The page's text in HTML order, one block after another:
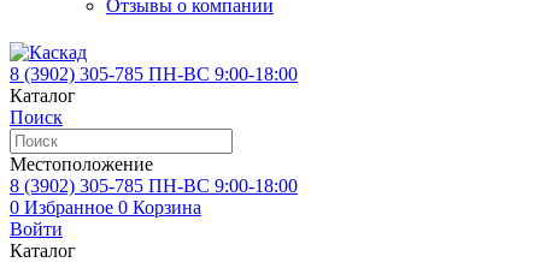
Отзывы о компании
8 (3902) 305-785 ПН-ВС 9:00-18:00
Каталог
Поиск
Местоположение
8 (3902) 305-785 ПН-ВС 9:00-18:00
0 Избранное 0 Корзина
Войти
Каталог